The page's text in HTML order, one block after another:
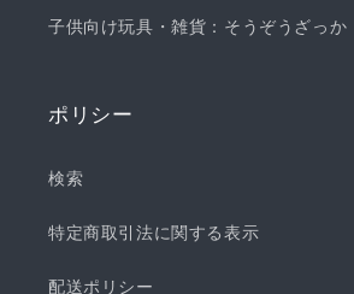
子供向け玩具・雑貨：そうぞうざっか
ポリシー
検索
特定商取引法に関する表示
配送ポリシー